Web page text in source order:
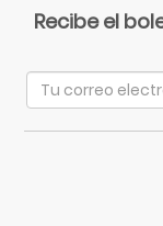
Recibe el